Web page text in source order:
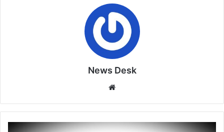
News Desk
आयुक्त